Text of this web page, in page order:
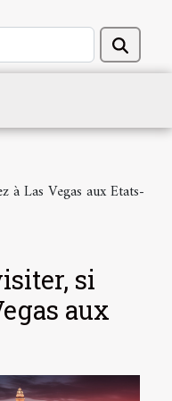
à Las Vegas aux Etats-
si
aux